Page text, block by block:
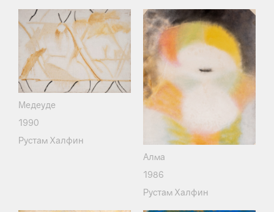
Медеуде
1990
Рустам Халфин
Алма
1986
Рустам Халфин